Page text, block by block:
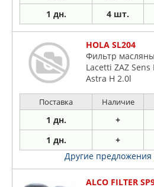
1 дн. 4 шт.
HOLA SL204
Фильтр
Lacetti ZAZ Sens
Astra H 2.0l
Поставка Наличие
1 дн. +
1 дн. +
Другие предложения
ALCO FILTER